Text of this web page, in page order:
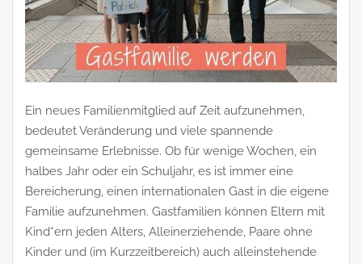
Ein neues Familienmitglied auf Zeit aufzunehmen,
bedeutet Veränderung und viele spannende
gemeinsame Erlebnisse. Ob für wenige Wochen, ein
halbes Jahr oder ein Schuljahr, es ist immer eine
Bereicherung, einen internationalen Gast in die eigene
Familie aufzunehmen. Gastfamilien können Eltern mit
Kind*ern jeden Alters, Alleinerziehende, Paare ohne
Kinder und (im Kurzzeitbereich) auch alleinstehende